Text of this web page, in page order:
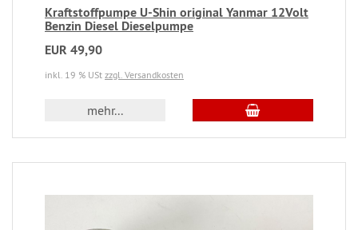
Kraftstoffpumpe U-Shin original Yanmar 12Volt
Benzin Diesel Dieselpumpe
EUR 49,90
inkl. 19 % USt zzgl. Versandkosten
mehr...